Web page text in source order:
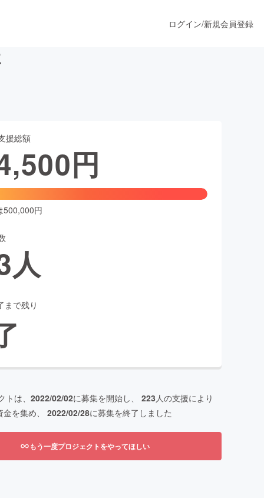
ファッション
ログイン/新規会員登録
援総額
円
500,000円
人
まで残り
は、 2022/02/02に募集を開始し、 223人の支援により
を集め、 2022/02/28に募集を終了しました
もう一度プロジェクトをやってほしい